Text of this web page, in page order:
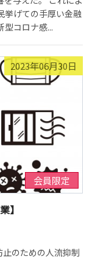
挙げての手厚い金融
型コロナ感...
2023年06月30日
会員限定
】
のための人流抑制